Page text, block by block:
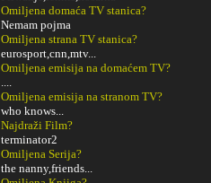
Omiljena domaća TV stanica?
Nemam pojma
Omiljena strana TV stanica?
eurosport,cnn,mtv...
Omiljena emisija na domaćem TV?
....
Omiljena emisija na stranom TV?
who knows...
Najdraži Film?
terminator2
Omiljena Serija?
the nanny,friends...